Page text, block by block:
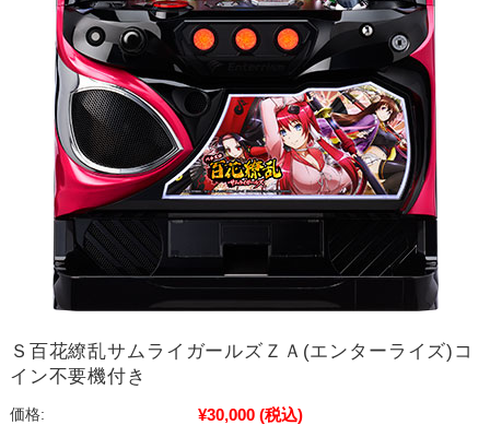
Ｓ百花繚乱サムライガールズＺＡ(エンターライズ)コ
イン不要機付き
価格: ¥30,000 (税込)